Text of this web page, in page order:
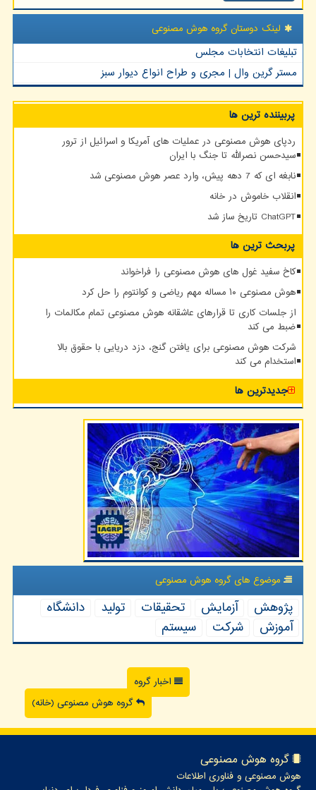
لینک دوستان گروه هوش مصنوعی
تبلیغات انتخابات مجلس
مستر گرین وال | مجری و طراح انواع دیوار سبز
پربیننده ترین ها
ردپای هوش مصنوعی در عملیات های آمریکا و اسرائیل از ترور
سیدحسن نصرالله تا جنگ با ایران
نابغه ای که 7 دهه پیش، وارد عصر هوش مصنوعی شد
انقلاب خاموش در خانه
ChatGPT تاریخ ساز شد
پربحث ترین ها
کاخ سفید غول های هوش مصنوعی را فراخواند
هوش مصنوعی ۱۰ مساله مهم ریاضی و کوانتوم را حل کرد
از جلسات کاری تا قرارهای عاشقانه هوش مصنوعی تمام مکالمات را
ضبط می کند
شرکت هوش مصنوعی برای یافتن گنج، دزد دریایی با حقوق بالا
استخدام می کند
جدیدترین ها
موضوع های گروه هوش مصنوعی
پژوهش آزمایش تحقیقات تولید
دانشگاه
آموزش
شركت سیستم
اخبار گروه
گروه هوش مصنوعی (خانه)
گروه هوش مصنوعی
هوش مصنوعی و فناوری اطلاعات